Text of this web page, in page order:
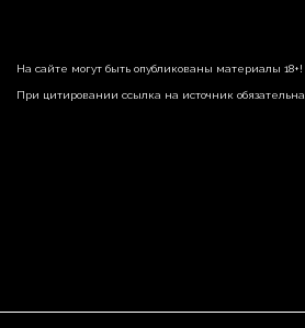
На сайте могут быть опубликованы материалы 18+!
При цитировании ссылка на источник обязательна.